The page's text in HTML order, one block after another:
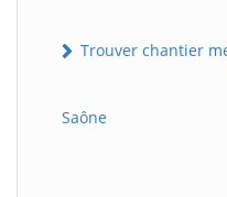
Trouver chantier
Saône